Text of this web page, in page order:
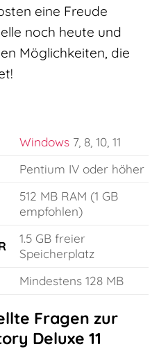
eine Freude
noch heute und
Möglichkeiten, die
Windows7, 8, 10, 11
Pentium IV oder höher
512 MB RAM (1 GB
empfohlen)
1.5 GB freier
Speicherplatz
Mindestens 128 MB
Fragen zur
Deluxe 11